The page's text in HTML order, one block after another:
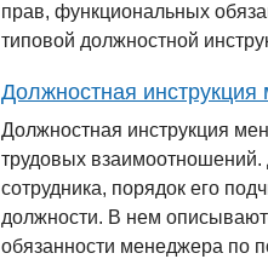
прав, функциональных
типовой должностной
Должностная
Должностная инструкция
трудовых взаимоотношений.
сотрудника, порядок его
должности. В нем
обязанности менеджера по